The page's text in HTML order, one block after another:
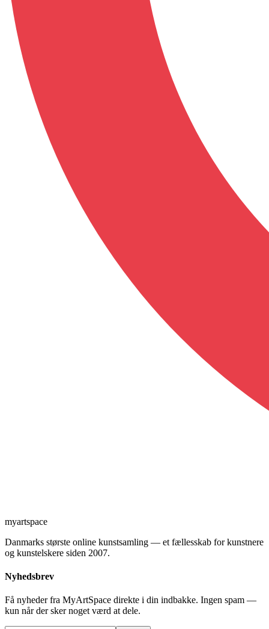
myartspace
Danmarks største online kunstsamling — et fællesskab for kunstnere
og kunstelskere siden 2007.
Nyhedsbrev
Få nyheder fra MyArtSpace direkte i din indbakke. Ingen spam —
kun når der sker noget værd at dele.